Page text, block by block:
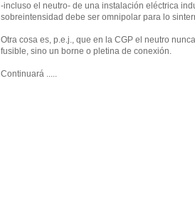
-incluso el neutro- de una instalación eléctrica
sobreintensidad debe ser omnipolar para lo
Otra cosa es, p.e.j., que en la CGP el neutro
fusible, sino un borne o pletina de conexión.
Continuará .....